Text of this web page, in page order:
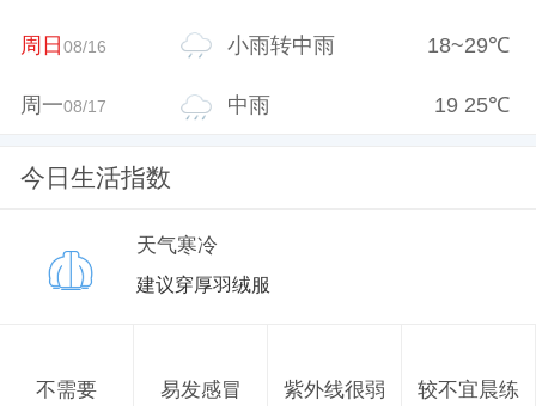
周日08/16 小雨转中雨 18~29℃
周一08/17 中雨 19 25℃
今日生活指数
天气寒冷
建议穿厚羽绒服
不需要 易发感冒 紫外线很弱 较不宜晨练